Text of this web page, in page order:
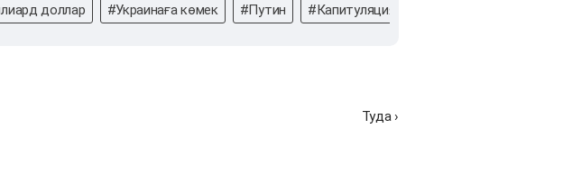
доллар #Украинаға көмек #Путин #Капитуляция
Туда ›